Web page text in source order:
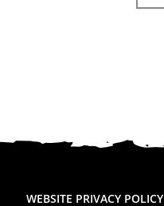
WEBSITE PRIVACY POLICY